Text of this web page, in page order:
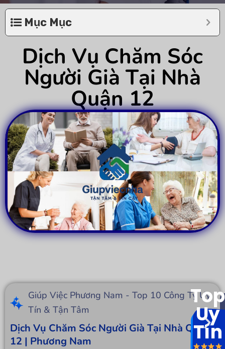
Mục Mục
Dịch Vụ Chăm Sóc
Người Già Tại Nhà
Quận 12
Giúp Việc Phương Nam - Top 10 Công Ty Uy
Tín & Tận Tâm
Dịch Vụ Chăm Sóc Người Già Tại Nhà Quận
12 | Phương Nam
Top
Uy
Tín